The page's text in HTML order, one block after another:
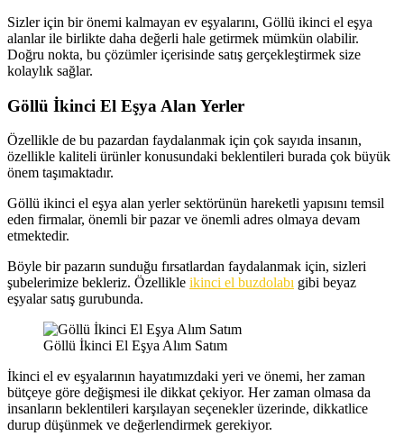
Sizler için bir önemi kalmayan ev eşyalarını, Göllü ikinci el eşya
alanlar ile birlikte daha değerli hale getirmek mümkün olabilir.
Doğru nokta, bu çözümler içerisinde satış gerçekleştirmek size
kolaylık sağlar.
Göllü İkinci El Eşya Alan Yerler
Özellikle de bu pazardan faydalanmak için çok sayıda insanın,
özellikle kaliteli ürünler konusundaki beklentileri burada çok büyük
önem taşımaktadır.
Göllü ikinci el eşya alan yerler sektörünün hareketli yapısını temsil
eden firmalar, önemli bir pazar ve önemli adres olmaya devam
etmektedir.
Böyle bir pazarın sunduğu fırsatlardan faydalanmak için, sizleri
şubelerimize bekleriz. Özellikle ikinci el buzdolabı gibi beyaz
eşyalar satış gurubunda.
Göllü İkinci El Eşya Alım Satım
İkinci el ev eşyalarının hayatımızdaki yeri ve önemi, her zaman
bütçeye göre değişmesi ile dikkat çekiyor. Her zaman olmasa da
insanların beklentileri karşılayan seçenekler üzerinde, dikkatlice
durup düşünmek ve değerlendirmek gerekiyor.